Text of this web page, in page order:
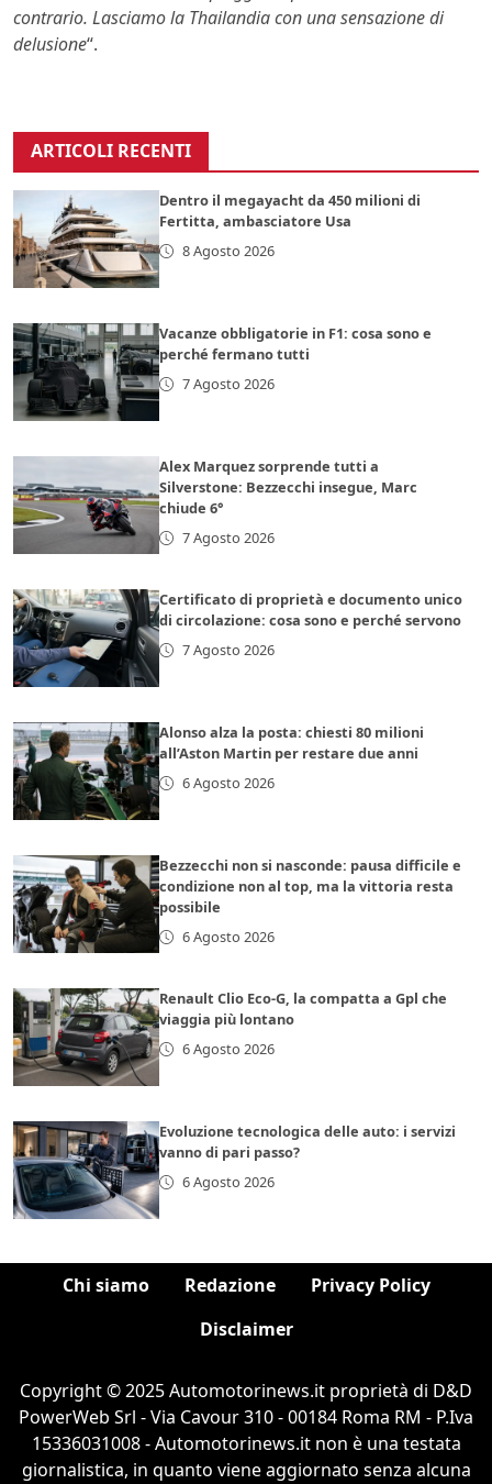
contrario. Lasciamo la Thailandia con una sensazione di
delusione“.
ARTICOLI RECENTI
Dentro il megayacht da 450 milioni di
Fertitta, ambasciatore Usa
8 Agosto 2026
Vacanze obbligatorie in F1: cosa sono e
perché fermano tutti
7 Agosto 2026
Alex Marquez sorprende tutti a
Silverstone: Bezzecchi insegue, Marc
chiude 6°
7 Agosto 2026
Certificato di proprietà e documento unico
di circolazione: cosa sono e perché servono
7 Agosto 2026
Alonso alza la posta: chiesti 80 milioni
all’Aston Martin per restare due anni
6 Agosto 2026
Bezzecchi non si nasconde: pausa difficile e
condizione non al top, ma la vittoria resta
possibile
6 Agosto 2026
Renault Clio Eco-G, la compatta a Gpl che
viaggia più lontano
6 Agosto 2026
Evoluzione tecnologica delle auto: i servizi
vanno di pari passo?
6 Agosto 2026
Chi siamo Redazione
Privacy Policy
Disclaimer
Copyright © 2025 Automotorinews.it proprietà di D&D
PowerWeb Srl - Via Cavour 310 - 00184 Roma RM - P.Iva
15336031008 - Automotorinews.it non è una testata
giornalistica, in quanto viene aggiornato senza alcuna